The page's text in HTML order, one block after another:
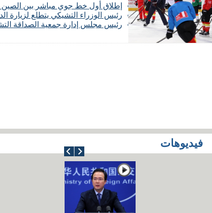
إطلاق أول خط جوي مباشر بين الصين
رئيس الوزراء التشيكي يتطلع لزيارة
رئيس مجلس إدارة جمعية الصداقة
فيديوهات